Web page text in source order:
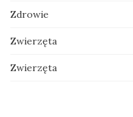
Zdrowie
Zwierzęta
Zwierzęta